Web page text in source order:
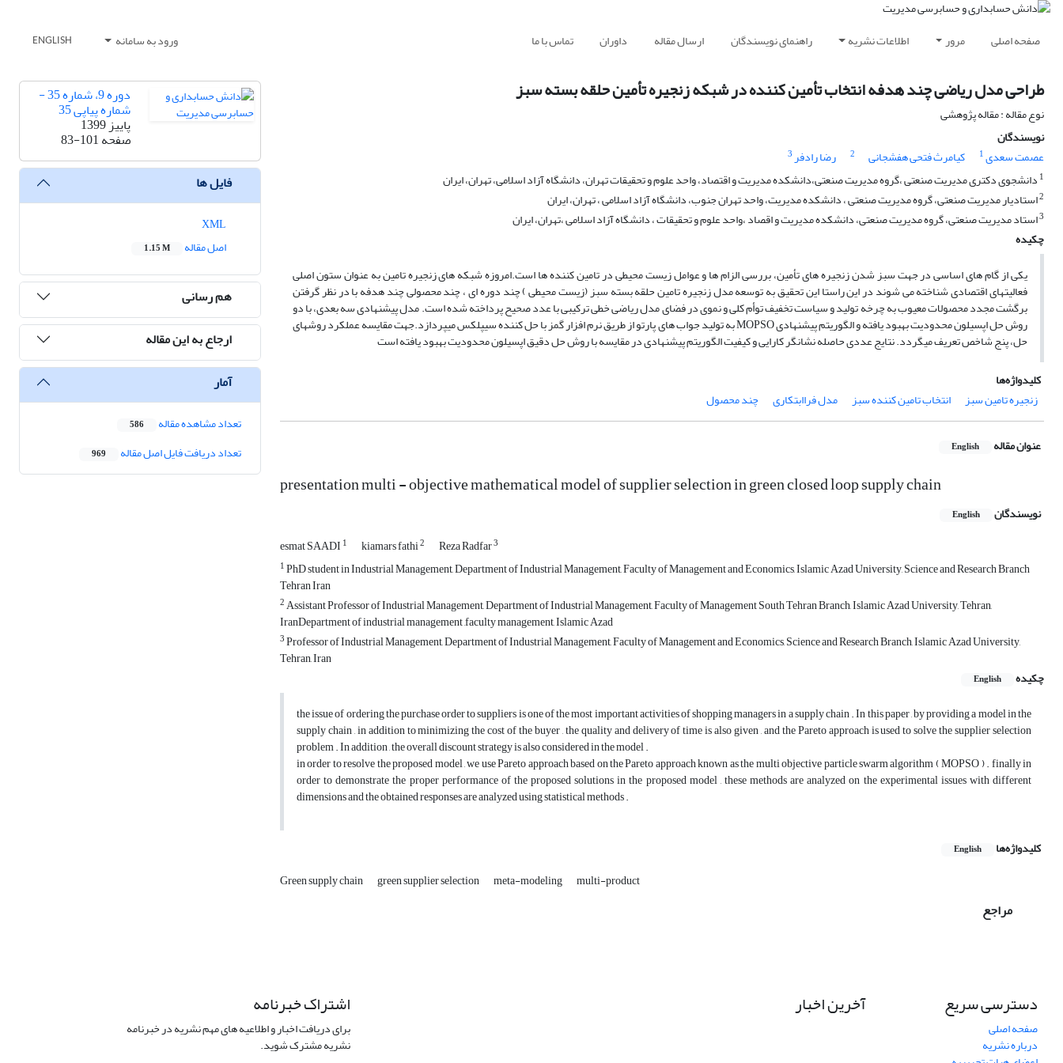
صفحه اصلی مرور اطلاعات نشریه راهنمای نویسندگان ارسال مقاله داوران تماس با ما ورود به سامانه ENGLISH
طراحی مدل ریاضی چند هدفه انتخاب تأمین کننده در شبکه زنجیره تأمین حلقه بسته سبز
نوع مقاله : مقاله پژوهشی
نویسندگان
عصمت سعدی1 کیامرث فتحی هفشجانی 2 رضا رادفر3
1 دانشجوی دکتری مدیریت صنعتی ،گروه مدیریت صنعتی،دانشکده مدیریت و اقتصاد، واحد علوم و تحقیقات تهران، دانشگاه آزاد اسلامی، تهران، ایران
2استادیار مدیریت صنعتی، گروه مدیریت صنعتی ، دانشکده مدیریت، واحد تهران جنوب، دانشگاه آزاد اسلامی ، تهران، ایران
3استاد مدیریت صنعتی، گروه مدیریت صنعتی، دانشکده مدیریت و اقصاد ،واحد علوم و تحقیقات ، دانشگاه آزاد اسلامی ،تهران، ایران
چکیده
یکی از گام های اساسی در جهت سبز شدن زنجیره های تأمین، بررسی الزام ها و عوامل زیست محیطی در تامین کننده ها است.امروزه شبکه های زنجیره تامین به عنوان ستون اصلی
فعالیتهای اقتصادی شناخته می شوند در این راستا این تحقیق به توسعه مدل زنجیره تامین حلقه بسته سبز (زیست محیطی ) چند دوره ای ، چند محصولی چند هدفه با در نظر گرفتن
برگشت مجدد محصولات معیوب به چرخه تولید و سیاست تخفیف توأم کلی و نموی در فضای مدل ریاضی خطی ترکیبی با عدد صحیح پرداخته شده است. مدل پیشنهادی سه بعدی، با دو
روش حل اپسیلون محدودیت بهبود یافته و الگوریتم پیشنهادی MOPSO به تولید جواب های پارتو از طریق نرم افزار گمز با حل کننده سیپلکس میپردازد.جهت مقایسه عملکرد روشهای
حل، پنج شاخص تعریف میگردد. نتایج عددی حاصله نشانگر کارایی و کیفیت الگوریتم پیشنهادی در مقایسه با روش حل دقیق اپسیلون محدودیت بهبود یافته است
کلیدواژه‌ها
زنجیره تامین سبز
انتخاب تامین کننده سبز مدل فراابتکاری چند محصول
عنوان مقاله English
presentation multi - objective mathematical model of supplier selection in green closed loop supply chain
نویسندگان English
esmat SAADI 1 kiamars fathi2 Reza Radfar3
1PhD student in Industrial Management, Department of Industrial Management, Faculty of Management and Economics, Islamic Azad University, Science and Research Branch
Tehran Iran
2Assistant Professor of Industrial Management, Department of Industrial Management, Faculty of Management South Tehran Branch, Islamic Azad University, Tehran,
IranDepartment of industrial management ,faculty management, Islamic Azad
3Professor of Industrial Management, Department of Industrial Management, Faculty of Management and Economics, Science and Research Branch, Islamic Azad University,
Tehran, Iran
چکیده
English
the issue of ordering the purchase order to suppliers is one of the most important activities of shopping managers in a supply chain . In this paper , by providing a model in the
supply chain , in addition to minimizing the cost of the buyer , the quality and delivery of time is also given , and the Pareto approach is used to solve the supplier selection
problem . In addition , the overall discount strategy is also considered in the model .
in order to resolve the proposed model , we use Pareto approach based on the Pareto approach known as the multi objective particle swarm algorithm ( MOPSO ) . finally in
order to demonstrate the proper performance of the proposed solutions in the proposed model , these methods are analyzed on the experimental issues with different
dimensions and the obtained responses are analyzed using statistical methods .
کلیدواژه‌ها English
Green supply chain green supplier selection meta-modeling multi-product
مراجع
دوره 9، شماره 35 -
شماره پیاپی 35
پاییز 1399
صفحه83-101
فایل ها
اصل مقاله
1.15 M
هم رسانی
ارجاع به این مقاله
آمار
تعداد مشاهده مقاله 586
تعداد دریافت فایل اصل مقاله 969
دسترسی سریع
صفحه اصلی
درباره نشریه
آخرین اخبار اشتراک خبرنامه
برای دریافت اخبار و اطلاعیه های مهم نشریه در خبرنامه
نشریه مشترک شوید.